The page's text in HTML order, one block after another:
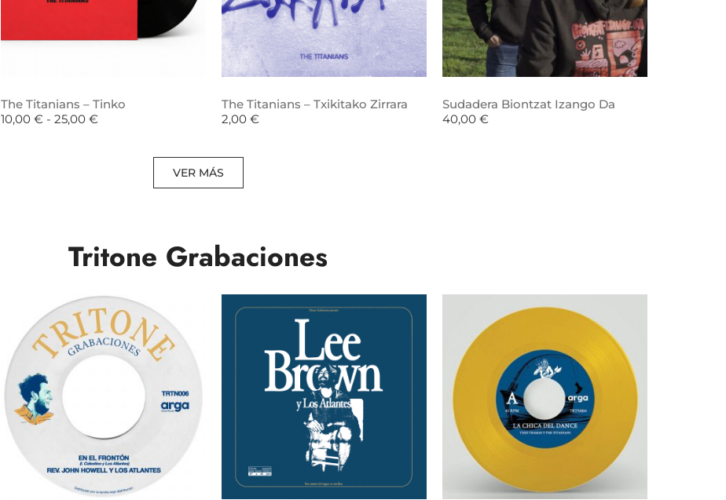
The Titanians – Tinko
10,00 € - 25,00 €
The Titanians – Txikitako Zirrara
2,00 €
Sudadera Biontzat Izango Da
40,00 €
VER MÁS
Tritone Grabaciones